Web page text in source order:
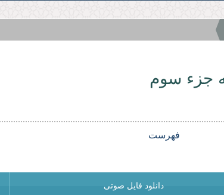
جزء سوم
فهرست
دانلود فایل صوتی